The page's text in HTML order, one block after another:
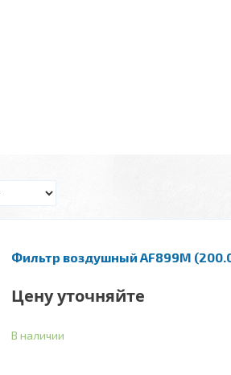
Фильтр воздушный AF899M
Цену уточняйте
В наличии